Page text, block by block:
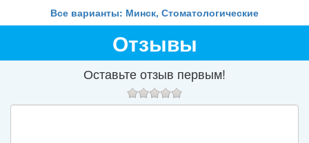
Все варианты: Минск, Стоматологические
Отзывы
Оставьте отзыв первым!